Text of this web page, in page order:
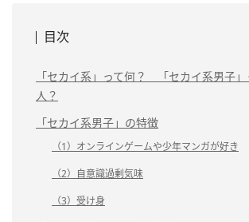
目次
「セカイ系」って何？ 「セカイ系男子」
人？
「セカイ系男子」の特徴
（1）オンラインゲームや少年マンガが好き
（2）自意識過剰気味
（3）受け身